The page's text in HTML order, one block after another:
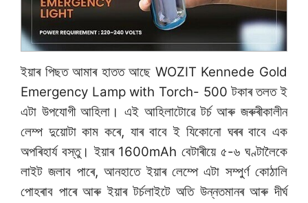
ইয়াৰ পিছত আমাৰ হাতত আছে WOZIT Kennede Gold
Emergency Lamp with Torch- 500 টকাৰ তলত ই
এটা উপযোগী আহিলা। এই আহিলাটোৱে টৰ্চ আৰু জৰুৰীকালীন
লেম্প দুয়োটা কাম কৰে, যাৰ বাবে ই যিকোনো ঘৰৰ বাবে এক
অপৰিহাৰ্য বস্তু। ইয়াৰ 1600mAh বেটাৰীয়ে ৫-৬ ঘণ্টালৈকে
লাইট জলাব পাৰে, আনহাতে ইয়াৰ লেম্পে এটা সম্পুৰ্ণ কোঠালি
পোহৰাব পাৰে আৰু ইয়াৰ টৰ্চলাইটে অতি উন্নতমানৰ আৰু দীৰ্ঘ